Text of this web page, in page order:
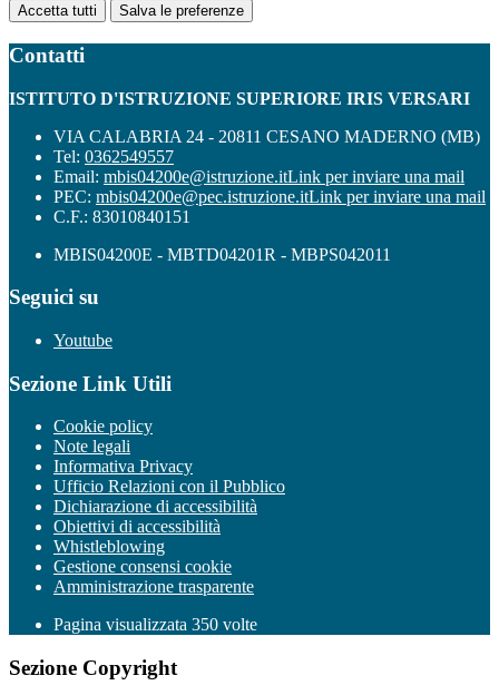
Accetta tutti Salva le preferenze
Contatti
ISTITUTO D'ISTRUZIONE SUPERIORE IRIS VERSARI
VIA CALABRIA 24 - 20811 CESANO MADERNO (MB)
Tel: 0362549557
Email: mbis04200e@istruzione.itLink per inviare una mail
PEC: mbis04200e@pec.istruzione.itLink per inviare una mail
C.F.: 83010840151
MBIS04200E - MBTD04201R - MBPS042011
Seguici su
Youtube
Sezione Link Utili
Cookie policy
Note legali
Informativa Privacy
Ufficio Relazioni con il Pubblico
Dichiarazione di accessibilità
Obiettivi di accessibilità
Whistleblowing
Gestione consensi cookie
Amministrazione trasparente
Pagina visualizzata 350 volte
Sezione Copyright